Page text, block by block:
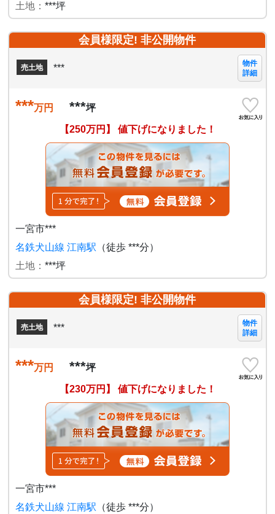
土地：***坪
会員様限定! 非公開物件
売土地 ***
物件
詳細
***万円 ***坪
【250万円】 値下げになりました！
一宮市***
名鉄犬山線 江南駅 （徒歩 ***分）
土地：***坪
会員様限定! 非公開物件
売土地 ***
物件
詳細
***万円 ***坪
【230万円】 値下げになりました！
一宮市***
名鉄犬山線 江南駅 （徒歩 ***分）